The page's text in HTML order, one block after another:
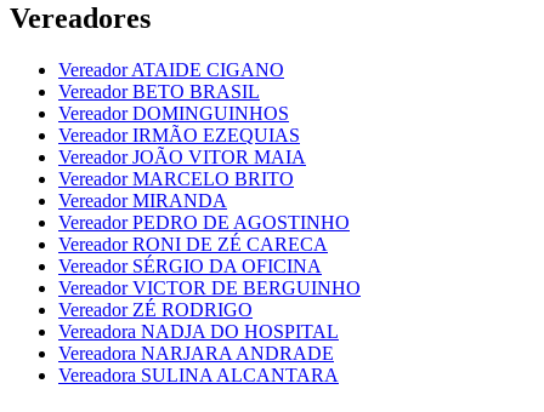
Vereadores
Vereador ATAIDE CIGANO
Vereador BETO BRASIL
Vereador DOMINGUINHOS
Vereador IRMÃO EZEQUIAS
Vereador JOÃO VITOR MAIA
Vereador MARCELO BRITO
Vereador MIRANDA
Vereador PEDRO DE AGOSTINHO
Vereador RONI DE ZÉ CARECA
Vereador SÉRGIO DA OFICINA
Vereador VICTOR DE BERGUINHO
Vereador ZÉ RODRIGO
Vereadora NADJA DO HOSPITAL
Vereadora NARJARA ANDRADE
Vereadora SULINA ALCANTARA